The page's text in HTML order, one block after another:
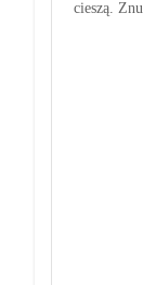
cieszą.